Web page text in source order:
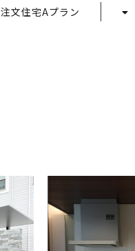
注文住宅Aプラン